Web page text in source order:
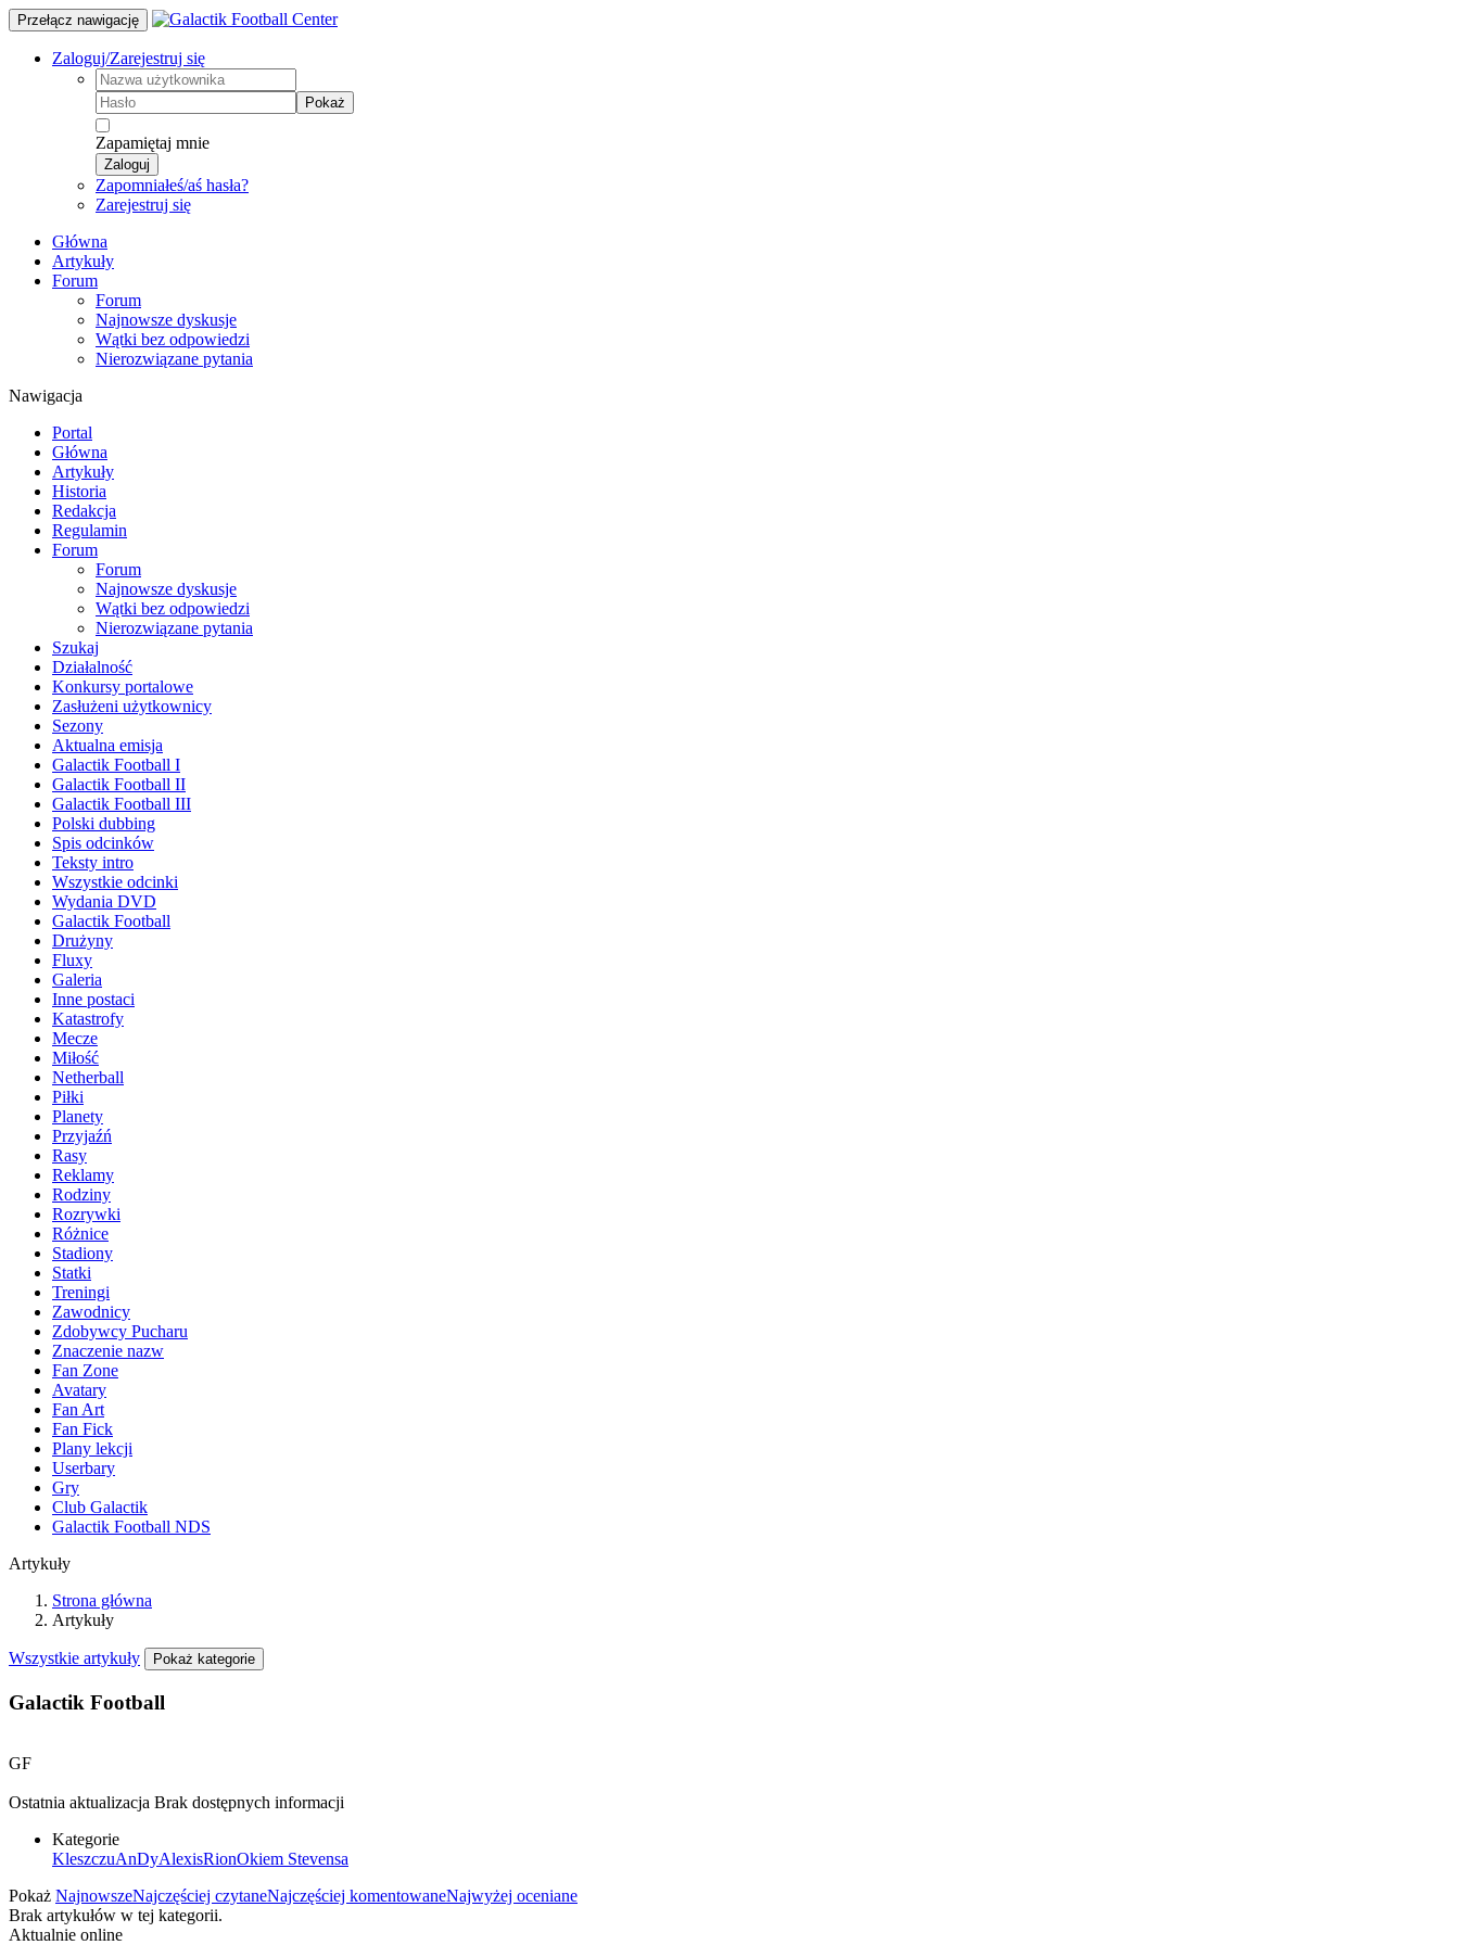
Przełącz nawigację
Zaloguj/Zarejestruj się
Pokaż
Zapamiętaj mnie
Zaloguj
Zapomniałeś/aś hasła?
Zarejestruj się
Główna
Artykuły
Forum
Forum
Najnowsze dyskusje
Wątki bez odpowiedzi
Nierozwiązane pytania
Nawigacja
Portal
Główna
Artykuły
Historia
Redakcja
Regulamin
Forum
Forum
Najnowsze dyskusje
Wątki bez odpowiedzi
Nierozwiązane pytania
Szukaj
Działalność
Konkursy portalowe
Zasłużeni użytkownicy
Sezony
Aktualna emisja
Galactik Football I
Galactik Football II
Galactik Football III
Polski dubbing
Spis odcinków
Teksty intro
Wszystkie odcinki
Wydania DVD
Galactik Football
Drużyny
Fluxy
Galeria
Inne postaci
Katastrofy
Mecze
Miłość
Netherball
Piłki
Planety
Przyjaźń
Rasy
Reklamy
Rodziny
Rozrywki
Różnice
Stadiony
Statki
Treningi
Zawodnicy
Zdobywcy Pucharu
Znaczenie nazw
Fan Zone
Avatary
Fan Art
Fan Fick
Plany lekcji
Userbary
Gry
Club Galactik
Galactik Football NDS
Artykuły
Strona główna
Artykuły
Wszystkie artykuły Pokaż kategorie
Galactik Football
GF
Ostatnia aktualizacja Brak dostępnych informacji
Kategorie
KleszczuAnDyAlexisRionOkiem Stevensa
Pokaż NajnowszeNajczęściej czytaneNajczęściej komentowaneNajwyżej oceniane
Brak artykułów w tej kategorii.
Aktualnie online